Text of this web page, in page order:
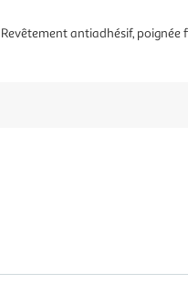
antiadhésif, poignée